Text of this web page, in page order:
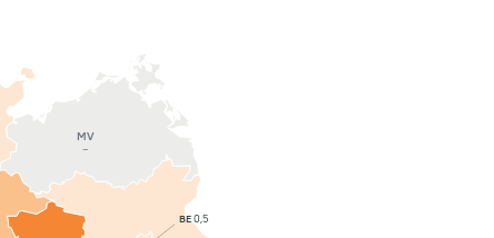
MV
–
BE0,5